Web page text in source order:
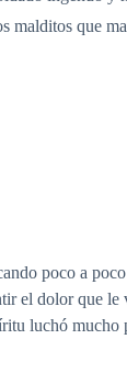
malditos que
poco a
el dolor que
luchó